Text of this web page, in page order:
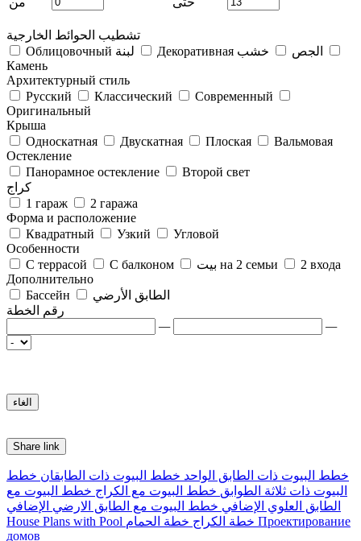
تشطيب الحوائط الخارجية
Облицовочный لبنة
Декоративная الجص
خشب
Камень
Архитектурный стиль
Русский
Классический
Современный
Оригинальный
Крыша
Односкатная
Двускатная Плоская
Вальмовая
Остекление
Панорамное остекление
Второй свет
كراج
1 гараж
2 гаража
Форма и расположение
Квадратный
Узкий
Угловой
Особенности
С террасой
С балконом بيت на 2 семьи
2 входа
Дополнительно
Бассейн
الطابق الأرضي
رقم الخطة
—
—
Share link
خطط البيوت ذات الطابق الواحد خطط البيوت ذات الطابقان خطط
البيوت ذات ثلاثة الطوابق خطط البيوت مع الكراج خطط البيوت مع
الطابق العلوي الإضافي خطط البيوت مع الطابق الارضي الإضافي
House Plans with Pool
خطة الكراج خطة الحمام
Проектирование
домов